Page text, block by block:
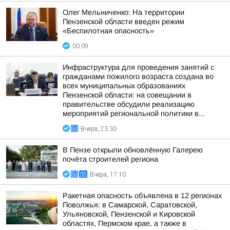
Олег Мельниченко: На территории
Пензенской области введен режим
«Беспилотная опасность»
00:09
Инфраструктура для проведения занятий с
гражданами пожилого возраста создана во
всех муниципальных образованиях
Пензенской области: на совещании в
правительстве обсудили реализацию
мероприятий региональной политики в...
Вчера, 23:30
В Пензе открыли обновлённую Галерею
почёта строителей региона
Вчера, 17:10
Ракетная опасность объявлена в 12 регионах
Поволжья: в Самарской, Саратовской,
Ульяновской, Пензенской и Кировской
областях, Пермском крае, а также в